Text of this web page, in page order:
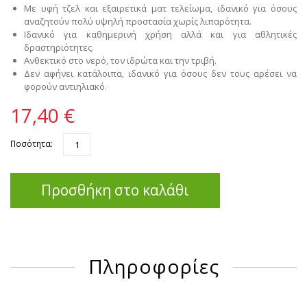
Με υφή τζελ και εξαιρετικά ματ τελείωμα, ιδανικό για όσους
αναζητούν πολύ υψηλή προστασία χωρίς λιπαρότητα.
Ιδανικό για καθημερινή χρήση αλλά και για αθλητικές
δραστηριότητες.
Ανθεκτικό στο νερό, τον ιδρώτα και την τριβή.
Δεν αφήνει κατάλοιπα, ιδανικό για όσους δεν τους αρέσει να
φορούν αντιηλιακό.
17,40 €
Ποσότητα:
Προσθήκη στο καλάθι
Πληροφορίες